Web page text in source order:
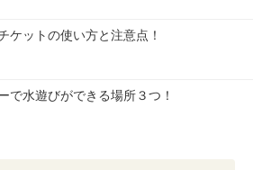
ケットの使い方と注意点！
で水遊びができる場所３つ！